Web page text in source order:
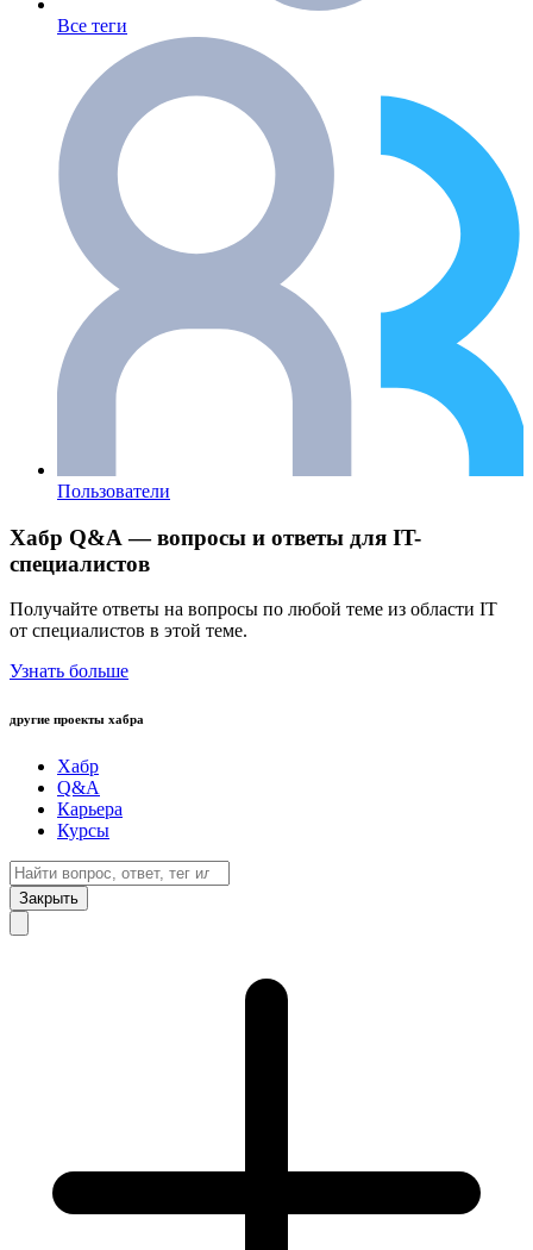
Все теги
Пользователи
Хабр Q&A — вопросы и ответы для IT-
специалистов
Получайте ответы на вопросы по любой теме из области IT
от специалистов в этой теме.
Узнать больше
другие проекты хабра
Хабр
Q&A
Карьера
Курсы
Закрыть